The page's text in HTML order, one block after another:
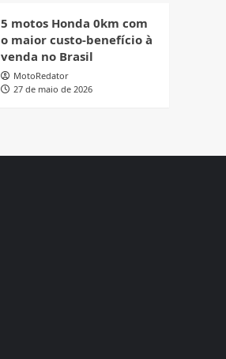
5 motos Honda 0km com
o maior custo-benefício à
venda no Brasil
MotoRedator
27 de maio de 2026